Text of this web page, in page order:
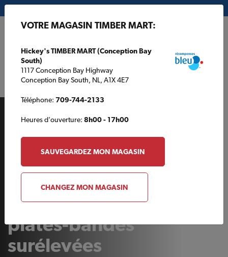
PROJETS DU PRINTEMPS
Aménagement de
plates-bandes
surélevées
VOTRE MAGASIN TIMBER MART:
Hickey's TIMBER MART (Conception Bay
South)
1117 Conception Bay Highway
Conception Bay South, NL, A1X 4E7
Téléphone: 709-744-2133
Heures d'ouverture: 8h00 - 17h00
SAUVEGARDEZ MON MAGASIN
CHANGEZ MON MAGASIN